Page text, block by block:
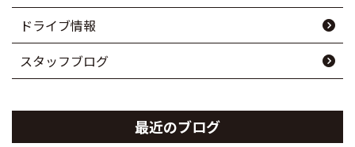
ドライブ情報
スタッフブログ
最近のブログ